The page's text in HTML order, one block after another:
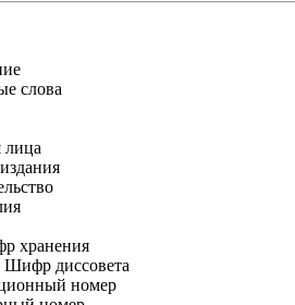
слова
хранения
Шифр диссовета
номер